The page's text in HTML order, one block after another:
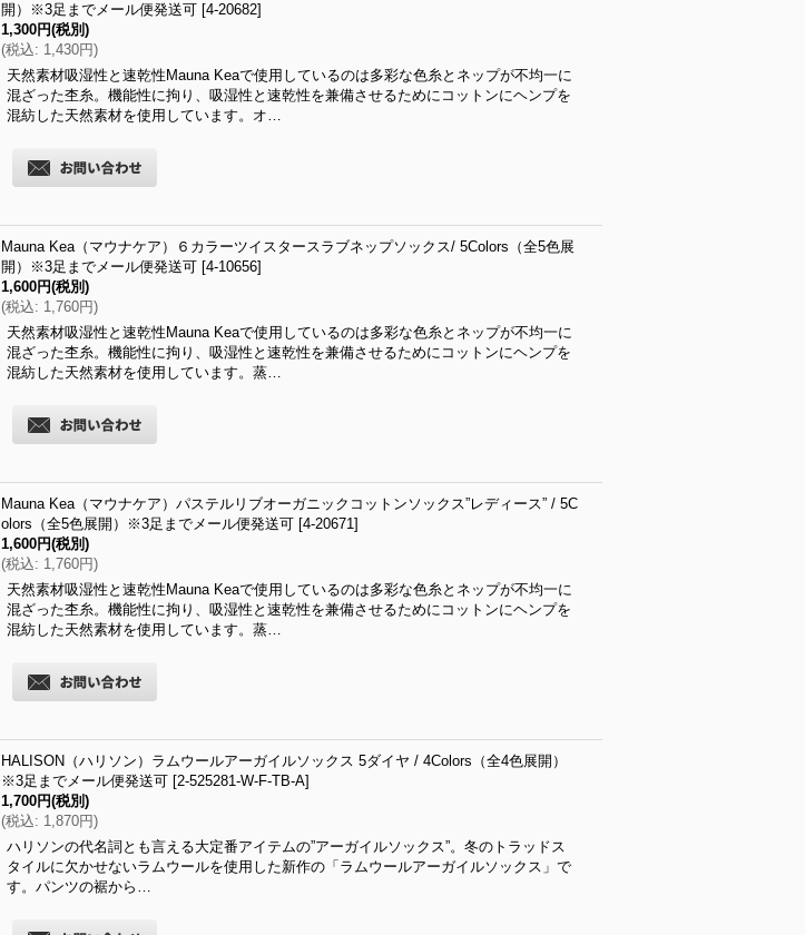
開）※3足までメール便発送可 [4-20682]
1,300円(税別)
(税込: 1,430円)
天然素材吸湿性と速乾性Mauna Keaで使用しているのは多彩な色糸とネップが不均一に
混ざった杢糸。機能性に拘り、吸湿性と速乾性を兼備させるためにコットンにヘンプを
混紡した天然素材を使用しています。オ…
Mauna Kea（マウナケア）６カラーツイスタースラブネップソックス/ 5Colors（全5色展
開）※3足までメール便発送可 [4-10656]
1,600円(税別)
(税込: 1,760円)
天然素材吸湿性と速乾性Mauna Keaで使用しているのは多彩な色糸とネップが不均一に
混ざった杢糸。機能性に拘り、吸湿性と速乾性を兼備させるためにコットンにヘンプを
混紡した天然素材を使用しています。蒸…
Mauna Kea（マウナケア）パステルリブオーガニックコットンソックス”レディース” / 5C
olors（全5色展開）※3足までメール便発送可 [4-20671]
1,600円(税別)
(税込: 1,760円)
天然素材吸湿性と速乾性Mauna Keaで使用しているのは多彩な色糸とネップが不均一に
混ざった杢糸。機能性に拘り、吸湿性と速乾性を兼備させるためにコットンにヘンプを
混紡した天然素材を使用しています。蒸…
HALISON（ハリソン）ラムウールアーガイルソックス 5ダイヤ / 4Colors（全4色展開）
※3足までメール便発送可 [2-525281-W-F-TB-A]
1,700円(税別)
(税込: 1,870円)
ハリソンの代名詞とも言える大定番アイテムの”アーガイルソックス”。冬のトラッドス
タイルに欠かせないラムウールを使用した新作の「ラムウールアーガイルソックス」で
す。パンツの裾から…